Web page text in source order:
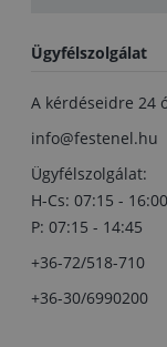
Ügyfélszolgálat
A kérdéseidre 24
info@festenel.hu
Ügyfélszolgálat:
H-Cs: 07:15 - 16:00
P: 07:15 - 14:45
+36-72/518-710
+36-30/6990200